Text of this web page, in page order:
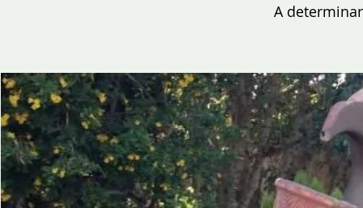
A determinar